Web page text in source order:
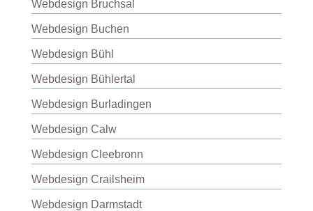
Webdesign Bruchsal
Webdesign Buchen
Webdesign Bühl
Webdesign Bühlertal
Webdesign Burladingen
Webdesign Calw
Webdesign Cleebronn
Webdesign Crailsheim
Webdesign Darmstadt